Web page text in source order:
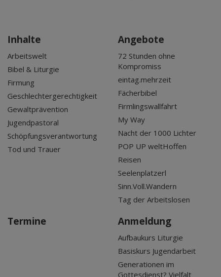
Inhalte
Arbeitswelt
Bibel & Liturgie
Firmung
Geschlechtergerechtigkeit
Gewaltprävention
Jugendpastoral
Schöpfungsverantwortung
Tod und Trauer
Angebote
72 Stunden ohne
Kompromiss
eintag.mehrzeit
Fächerbibel
Firmlingswallfahrt
My Way
Nacht der 1000 Lichter
POP UP weltHoffen
Reisen
Seelenplatzerl
Sinn.Voll.Wandern
Tag der Arbeitslosen
Termine Anmeldung
Aufbaukurs Liturgie
Basiskurs Jugendarbeit
Generationen im
Gottesdienst? Vielfalt